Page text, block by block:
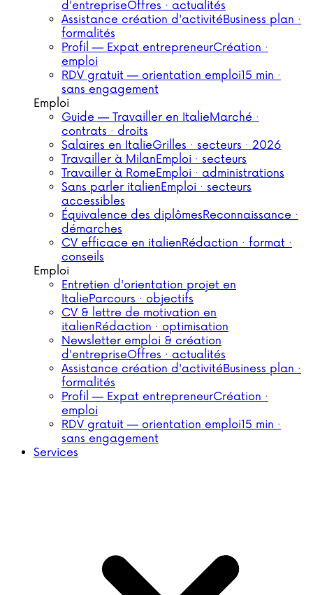
d'entrepriseOffres · actualités
Assistance création d'activitéBusiness plan ·
formalités
Profil — Expat entrepreneurCréation ·
emploi
RDV gratuit — orientation emploi15 min ·
sans engagement
Emploi
Guide — Travailler en ItalieMarché ·
contrats · droits
Salaires en ItalieGrilles · secteurs · 2026
Travailler à MilanEmploi · secteurs
Travailler à RomeEmploi · administrations
Sans parler italienEmploi · secteurs
accessibles
Équivalence des diplômesReconnaissance ·
démarches
CV efficace en italienRédaction · format ·
conseils
Emploi
Entretien d'orientation projet en
ItalieParcours · objectifs
CV & lettre de motivation en
italienRédaction · optimisation
Newsletter emploi & création
d'entrepriseOffres · actualités
Assistance création d'activitéBusiness plan ·
formalités
Profil — Expat entrepreneurCréation ·
emploi
RDV gratuit — orientation emploi15 min ·
sans engagement
Services